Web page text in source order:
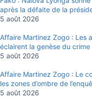
après la défaite de la
5 août 2026
Affaire Martinez Zogo : Les
éclairent la genèse du crime
5 août 2026
Affaire Martinez Zogo : Le
les zones d’ombre de
5 août 2026